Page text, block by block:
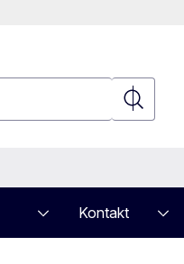
Søgning
Kontakt